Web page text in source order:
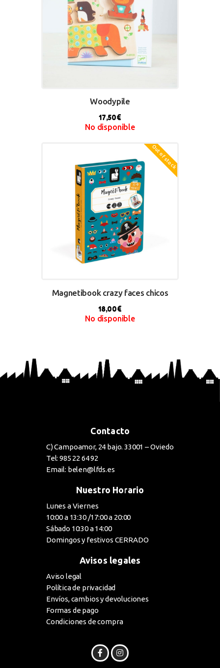
Woodypile
17,50€
No disponible
Out of stock
Magnetibook crazy faces chicos
18,00€
No disponible
Contacto
C) Campoamor, 24 bajo. 33001 – Oviedo
Tel: 985 22 64 92
Email: belen@lfds.es
Nuestro Horario
Lunes a Viernes
10:00 a 13:30 /17:00 a 20:00
Sábado 10:30 a 14:00
Domingos y festivos CERRADO
Avisos legales
Aviso legal
Política de privacidad
Envíos, cambios y devoluciones
Formas de pago
Condiciones de compra